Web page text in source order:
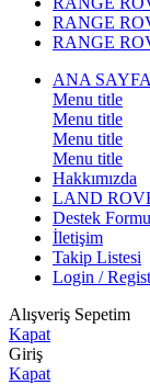
RANGE
RANGE
ANA
Menu title
Menu title
Menu title
Menu title
Hakkımızda
LAND
Destek Formu
İletişim
Takip Listesi
Login /
Alışveriş Sepetim
Kapat
Giriş
Kapat